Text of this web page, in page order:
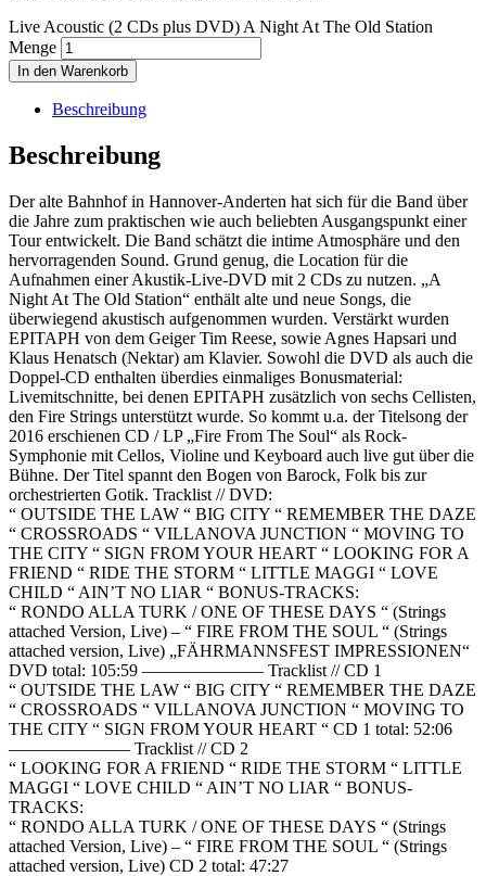
Live Acoustic (2 CDs plus DVD) A Night At The Old Station
Menge
In den Warenkorb
Beschreibung
Beschreibung
Der alte Bahnhof in Hannover-Anderten hat sich für die Band über
die Jahre zum praktischen wie auch beliebten Ausgangspunkt einer
Tour entwickelt. Die Band schätzt die intime Atmosphäre und den
hervorragenden Sound. Grund genug, die Location für die
Aufnahmen einer Akustik-Live-DVD mit 2 CDs zu nutzen. „A
Night At The Old Station“ enthält alte und neue Songs, die
überwiegend akustisch aufgenommen wurden. Verstärkt wurden
EPITAPH von dem Geiger Tim Reese, sowie Agnes Hapsari und
Klaus Henatsch (Nektar) am Klavier. Sowohl die DVD als auch die
Doppel-CD enthalten überdies einmaliges Bonusmaterial:
Livemitschnitte, bei denen EPITAPH zusätzlich von sechs Cellisten,
den Fire Strings unterstützt wurde. So kommt u.a. der Titelsong der
2016 erschienen CD / LP „Fire From The Soul“ als Rock-
Symphonie mit Cellos, Violine und Keyboard auch live gut über die
Bühne. Der Titel spannt den Bogen von Barock, Folk bis zur
orchestrierten Gotik. Tracklist // DVD:
“ OUTSIDE THE LAW “ BIG CITY “ REMEMBER THE DAZE
“ CROSSROADS “ VILLANOVA JUNCTION “ MOVING TO
THE CITY “ SIGN FROM YOUR HEART “ LOOKING FOR A
FRIEND “ RIDE THE STORM “ LITTLE MAGGI “ LOVE
CHILD “ AIN’T NO LIAR “ BONUS-TRACKS:
“ RONDO ALLA TURK / ONE OF THESE DAYS “ (Strings
attached Version, Live) – “ FIRE FROM THE SOUL “ (Strings
attached version, Live) „FÄHRMANNSFEST IMPRESSIONEN“
DVD total: 105:59 ——————— Tracklist // CD 1
“ OUTSIDE THE LAW “ BIG CITY “ REMEMBER THE DAZE
“ CROSSROADS “ VILLANOVA JUNCTION “ MOVING TO
THE CITY “ SIGN FROM YOUR HEART “ CD 1 total: 52:06
——————— Tracklist // CD 2
“ LOOKING FOR A FRIEND “ RIDE THE STORM “ LITTLE
MAGGI “ LOVE CHILD “ AIN’T NO LIAR “ BONUS-
TRACKS:
“ RONDO ALLA TURK / ONE OF THESE DAYS “ (Strings
attached Version, Live) – “ FIRE FROM THE SOUL “ (Strings
attached version, Live) CD 2 total: 47:27